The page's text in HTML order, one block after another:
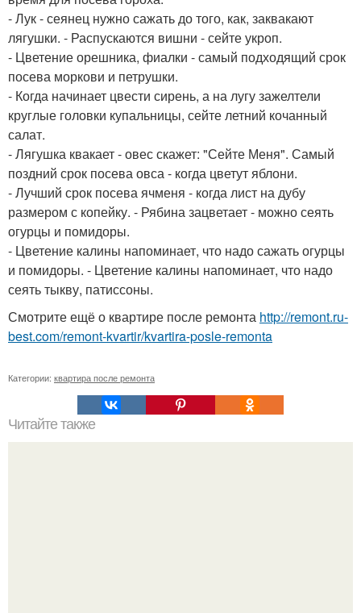
- Лук - сеянец нужно сажать до того, как, заквакают
лягушки. - Распускаются вишни - сейте укроп.
- Цветение орешника, фиалки - самый подходящий срок
посева моркови и петрушки.
- Когда начинает цвести сирень, а на лугу зажелтели
круглые головки купальницы, сейте летний кочанный
салат.
- Лягушка квакает - овес скажет: "Сейте Меня". Самый
поздний срок посева овса - когда цветут яблони.
- Лучший срок посева ячменя - когда лист на дубу
размером с копейку. - Рябина зацветает - можно сеять
огурцы и помидоры.
- Цветение калины напоминает, что надо сажать огурцы
и помидоры. - Цветение калины напоминает, что надо
сеять тыкву, патиссоны.
Смотрите ещё о квартире после ремонта http://remont.ru-
best.com/remont-kvartir/kvartira-posle-remonta
Категории: квартира после ремонта
Читайте также